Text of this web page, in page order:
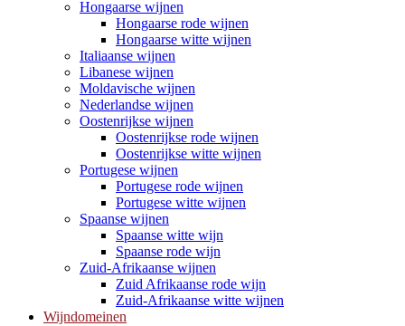
Hongaarse wijnen
Hongaarse rode wijnen
Hongaarse witte wijnen
Italiaanse wijnen
Libanese wijnen
Moldavische wijnen
Nederlandse wijnen
Oostenrijkse wijnen
Oostenrijkse rode wijnen
Oostenrijkse witte wijnen
Portugese wijnen
Portugese rode wijnen
Portugese witte wijnen
Spaanse wijnen
Spaanse witte wijn
Spaanse rode wijn
Zuid-Afrikaanse wijnen
Zuid Afrikaanse rode wijn
Zuid-Afrikaanse witte wijnen
Wijndomeinen